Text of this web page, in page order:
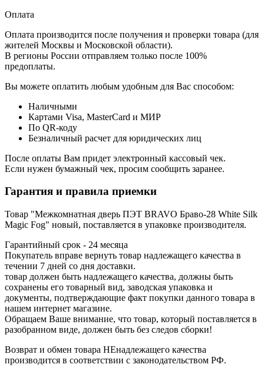
Оплата
Оплата производится после получения и проверки товара (для
жителей Москвы и Московской области).
В регионы России отправляем только после 100%
предоплаты.
Вы можете оплатить любым удобным для Вас способом:
Наличными
Картами Visa, MasterCard и МИР
По QR-коду
Безналичный расчет для юридических лиц
После оплаты Вам придет электронный кассовый чек.
Если нужен бумажный чек, просим сообщить заранее.
Гарантия и правила приемки
Товар "Межкомнатная дверь ПЭТ BRAVO Браво-28 White Silk
Magic Fog" новый, поставляется в упаковке производителя.
Гарантийный срок - 24 месяца
Покупатель вправе вернуть товар надлежащего качества в
течении 7 дней со дня доставки.
товар должен быть надлежащего качества, должны быть
сохранены его товарный вид, заводская упаковка и
документы, подтверждающие факт покупки данного товара в
нашем интернет магазине.
Обращаем Ваше внимание, что товар, который поставляется в
разобранном виде, должен быть без следов сборки!
Возврат и обмен товара НЕнадлежащего качества
производится в соответствии с законодательством РФ.